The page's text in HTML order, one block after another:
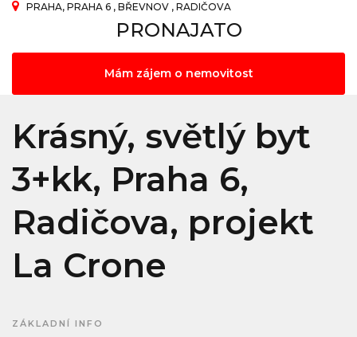
PRAHA, PRAHA 6 , BŘEVNOV , RADIČOVA
PRONAJATO
Mám zájem o nemovitost
Krásný, světlý byt
3+kk, Praha 6,
Radičova, projekt
La Crone
ZÁKLADNÍ INFO